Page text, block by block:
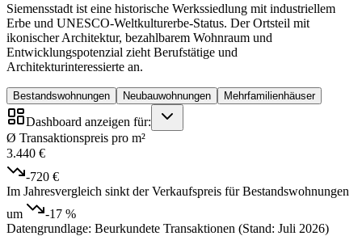
Siemensstadt ist eine historische Werkssiedlung mit industriellem
Erbe und UNESCO-Weltkulturerbe-Status. Der Ortsteil mit
ikonischer Architektur, bezahlbarem Wohnraum und
Entwicklungspotenzial zieht Berufstätige und
Architekturinteressierte an.
Bestandswohnungen Neubauwohnungen Mehrfamilienhäuser
Dashboard anzeigen für:
Ø Transaktionspreis pro m²
3.440 €
-720 €
Im Jahresvergleich sinkt der Verkaufspreis für Bestandswohnungen
um
-17 %
Datengrundlage: Beurkundete Transaktionen (Stand: Juli 2026)